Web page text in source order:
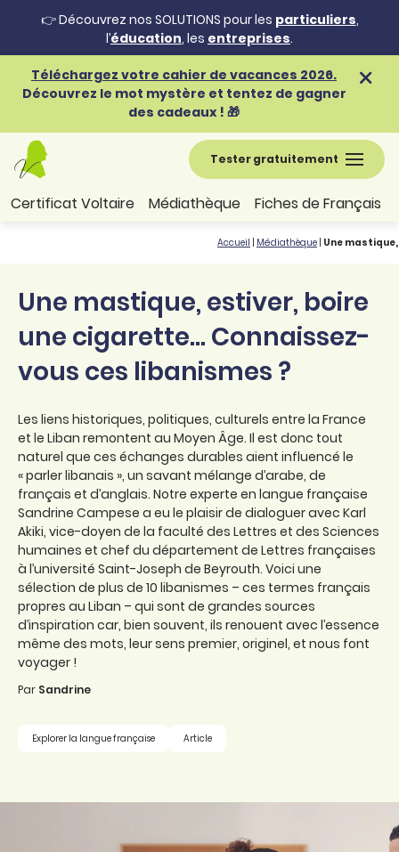
👉 Découvrez nos SOLUTIONS pour les particuliers,
l’éducation, les entreprises.
Téléchargez votre cahier de vacances 2026.
Découvrez le mot mystère et tentez de gagner
des cadeaux ! 🎁
Tester gratuitement
Certificat Voltaire Médiathèque Fiches de Français
Accueil Médiathèque Une
Une mastique, estiver, boire
une cigarette... Connaissez-
vous ces libanismes ?
Les liens historiques, politiques, culturels entre la France
et le Liban remontent au Moyen Âge. Il est donc tout
naturel que ces échanges durables aient influencé le
« parler libanais », un savant mélange d’arabe, de
français et d’anglais. Notre experte en langue française
Sandrine Campese a eu le plaisir de dialoguer avec Karl
Akiki, vice-doyen de la faculté des Lettres et des Sciences
humaines et chef du département de Lettres françaises
à l’université Saint-Joseph de Beyrouth. Voici une
sélection de plus de 10 libanismes – ces termes français
propres au Liban – qui sont de grandes sources
d’inspiration car, bien souvent, ils renouent avec l’essence
même des mots, leur sens premier, originel, et nous font
voyager !
Par Sandrine
Explorer la langue française Article